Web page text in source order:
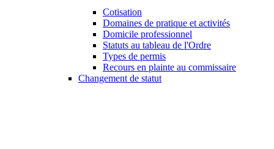
Cotisation
Domaines de pratique et activités
Domicile professionnel
Statuts au tableau de l'Ordre
Types de permis
Recours en plainte au commissaire
Changement de statut